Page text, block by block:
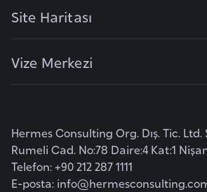
Site Haritası
Vize Merkezi
Hermes Consulting Org. Dış. Tic. Ltd.
Rumeli Cad. No:78 Daire:4 Kat:1
Telefon: +90 212 287 1111
E-posta:
o
n
a
i
y
o